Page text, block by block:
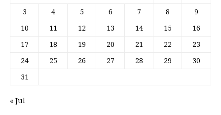
3 4 5 6 7 8 9
10 11 12 13 14 15 16
17 18 19 20 21 22 23
24 25 26 27 28 29 30
31
« Jul